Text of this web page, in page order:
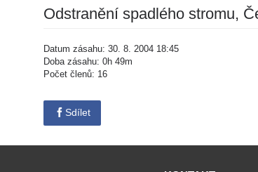
Odstranění spadlého stromu,
Datum zásahu: 30. 8. 2004 18:45
Doba zásahu: 0h 49m
Počet členů: 16
Sdílet